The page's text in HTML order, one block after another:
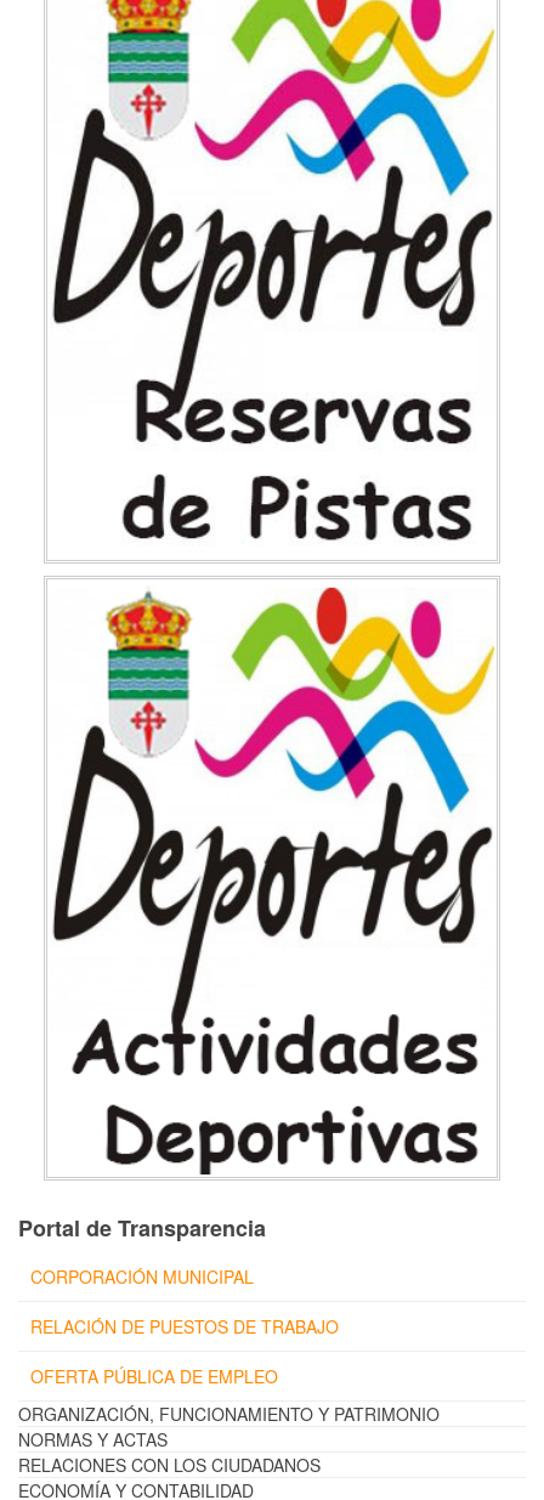
Portal de Transparencia
CORPORACIÓN MUNICIPAL
RELACIÓN DE PUESTOS DE TRABAJO
OFERTA PÚBLICA DE EMPLEO
ORGANIZACIÓN, FUNCIONAMIENTO Y PATRIMONIO
NORMAS Y ACTAS
RELACIONES CON LOS CIUDADANOS
ECONOMÍA Y CONTABILIDAD